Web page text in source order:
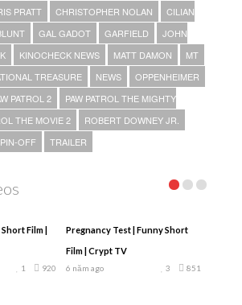
PRATT CHRISTOPHER NOLAN
CILIAN
GAL GADOT GARFIELD
JOHN
KINOCHECK NEWS MATT DAMON
MT
TREASURE NEWS
OPPENHEIMER
PATROL 2
PAW PATROL THE MIGHTY
THE MOVIE 2
ROBERT DOWNEY JR.
OFF TRAILER
Film |
920
1
Pregnancy Test | Funny Short
Film | Crypt TV
6 năm ago 851
3